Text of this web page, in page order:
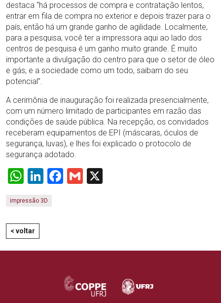
destaca “há processos de compra e contratação lentos,
entrar em fila de compra no exterior e depois trazer para o
país, então há um grande ganho de agilidade. Localmente,
para a pesquisa, você ter a impressora aqui ao lado dos
centros de pesquisa é um ganho muito grande. É muito
importante a divulgação do centro para que o setor de óleo
e gás, e a sociedade como um todo, saibam do seu
potencial”.
A cerimônia de inauguração foi realizada presencialmente,
com um número limitado de participantes em razão das
condições de saúde pública. Na recepção, os convidados
receberam equipamentos de EPI (máscaras, óculos de
segurança, luvas), e lhes foi explicado o protocolo de
segurança adotado.
WhatsApp
LinkedIn
Facebook
Gmail
impressão 3D
< voltar